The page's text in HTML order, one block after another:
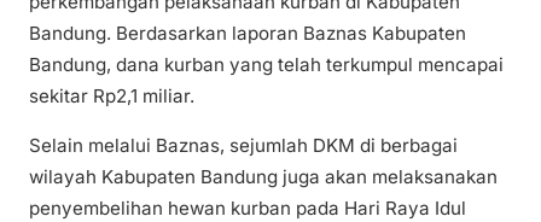
Bandung. Berdasarkan laporan Baznas Kabupaten
Bandung, dana kurban yang telah terkumpul mencapai
sekitar Rp2,1 miliar.
Selain melalui Baznas, sejumlah DKM di berbagai
wilayah Kabupaten Bandung juga akan melaksanakan
penyembelihan hewan kurban pada Hari Raya Idul